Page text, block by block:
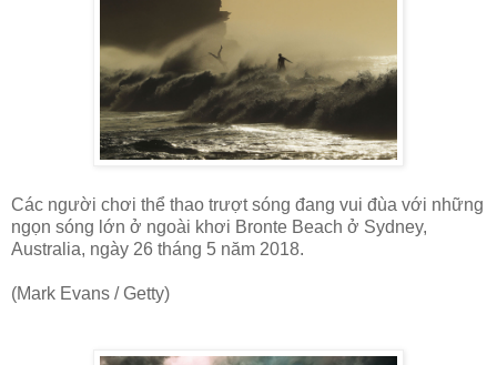
Các người chơi thể thao trượt sóng đang vui đùa với những
ngọn sóng lớn ở ngoài khơi Bronte Beach ở Sydney,
Australia, ngày 26 tháng 5 năm 2018.
(Mark Evans / Getty)